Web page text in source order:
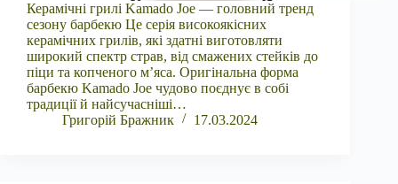
Керамічні грилі Kamado Joe — головний тренд
сезону барбекю Це серія високоякісних
керамічних грилів, які здатні виготовляти
широкий спектр страв, від смажених стейків до
піци та копченого м’яса. Оригінальна форма
барбекю Kamado Joe чудово поєднує в собі
традиції й найсучасніші…
Григорій Бражник
17.03.2024